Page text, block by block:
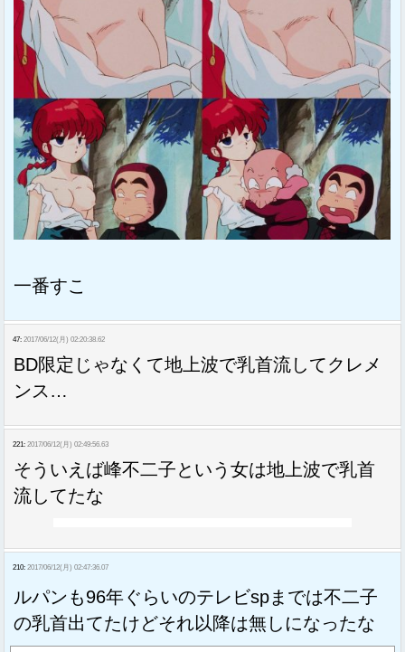
一番すこ
47: 2017/06/12(月) 02:20:38.62
BD限定じゃなくて地上波で乳首流してクレメ
ンス…
221: 2017/06/12(月) 02:49:56.63
そういえば峰不二子という女は地上波で乳首
流してたな
210: 2017/06/12(月) 02:47:36.07
ルパンも96年ぐらいのテレビspまでは不二子
の乳首出てたけどそれ以降は無しになったな